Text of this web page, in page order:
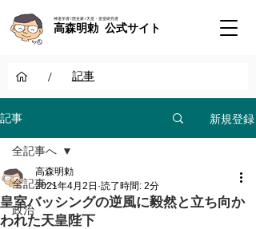
神道学者 / 歴史家 / 天皇・皇室研究者
高森明勅 公式サイト
/ 記事
記事 新規登録
全記事へ
政治
全記事へ
皇室バッシングの逆風に毅然と立ち向か
われた天皇陛下
高森明勅
2021年4月2日 読了時間: 2分